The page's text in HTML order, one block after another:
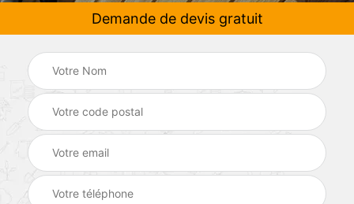
Demande de devis gratuit